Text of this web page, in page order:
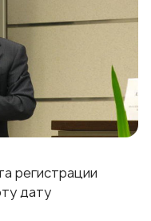
регистрации
дату